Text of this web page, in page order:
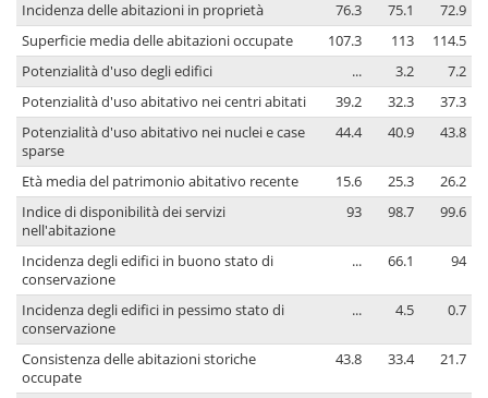
Incidenza delle abitazioni in proprietà 76.3 75.1
72.9
Superficie media delle abitazioni occupate
107.3 113
114.5
Potenzialità d'uso degli edifici
... 3.2
7.2
Potenzialità d'uso abitativo nei centri abitati
39.2 32.3
37.3
Potenzialità d'uso abitativo nei nuclei e case
sparse
44.4 40.9 43.8
Età media del patrimonio abitativo recente 15.6 25.3
26.2
Indice di disponibilità dei servizi
nell'abitazione
93 98.7 99.6
Incidenza degli edifici in buono stato di
conservazione
... 66.1 94
Incidenza degli edifici in pessimo stato di
conservazione
... 4.5 0.7
Consistenza delle abitazioni storiche
occupate
43.8 33.4 21.7